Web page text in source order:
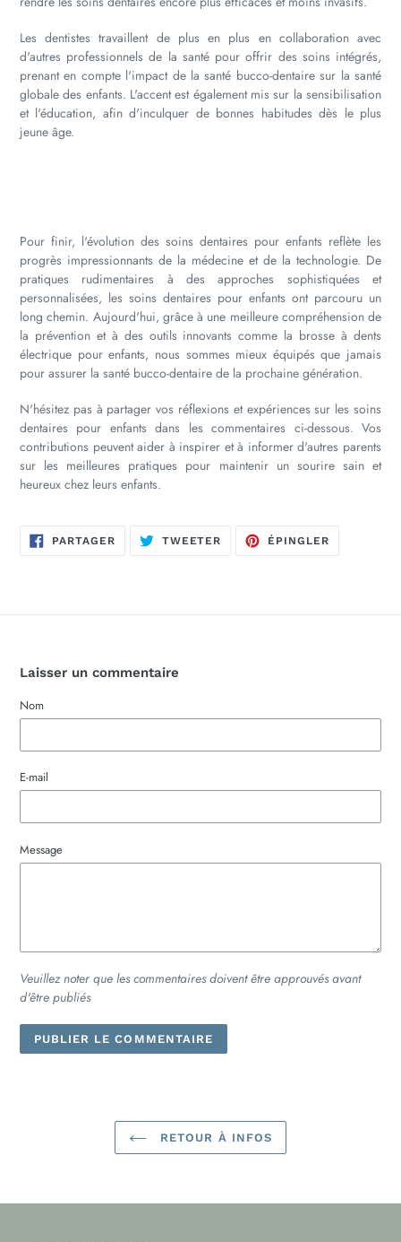
Les dentistes travaillent de plus en plus en collaboration avec
d'autres professionnels de la santé pour offrir des soins intégrés,
prenant en compte l'impact de la santé bucco-dentaire sur la santé
globale des enfants. L'accent est également mis sur la sensibilisation
et l'éducation, afin d'inculquer de bonnes habitudes dès le plus
jeune âge.
Pour finir, l'évolution des soins dentaires pour enfants reflète les
progrès impressionnants de la médecine et de la technologie. De
pratiques rudimentaires à des approches sophistiquées et
personnalisées, les soins dentaires pour enfants ont parcouru un
long chemin. Aujourd'hui, grâce à une meilleure compréhension de
la prévention et à des outils innovants comme la brosse à dents
électrique pour enfants, nous sommes mieux équipés que jamais
pour assurer la santé bucco-dentaire de la prochaine génération.
N'hésitez pas à partager vos réflexions et expériences sur les soins
dentaires pour enfants dans les commentaires ci-dessous. Vos
contributions peuvent aider à inspirer et à informer d'autres parents
sur les meilleures pratiques pour maintenir un sourire sain et
heureux chez leurs enfants.
PARTAGERPARTAGERTWEETER TWEETERÉPINGLER
Laisser un commentaire
Nom
E-mail
Message
Veuillez noter que les commentaires doivent être approuvés avant
d'être publiés
RETOUR À INFOS